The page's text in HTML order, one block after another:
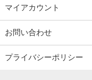
マイアカウント
お問い合わせ
プライバシーポリシー